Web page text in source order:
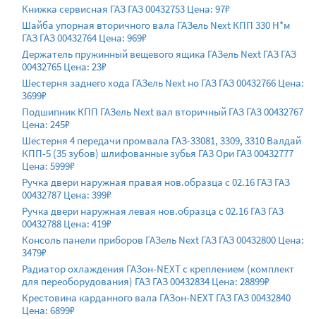
Книжка сервисная ГАЗ ГАЗ 00432753 Цена: 97₽
Шайба упорная вторичного вала ГАЗель Next КПП 330 Н*м
ГАЗ ГАЗ 00432764 Цена: 969₽
Держатель пружинный вещевого ящика ГАЗель Next ГАЗ ГАЗ
00432765 Цена: 23₽
Шестерня заднего хода ГАЗель Next но ГАЗ ГАЗ 00432766 Цена:
3699₽
Подшипник КПП ГАЗель Next вал вторичный ГАЗ ГАЗ 00432767
Цена: 245₽
Шестерня 4 передачи промвала ГАЗ-33081, 3309, 3310 Валдай
КПП-5 (35 зубов) шлифованные зубья ГАЗ Ори ГАЗ 00432777
Цена: 5999₽
Ручка двери наружная правая нов.образца с 02.16 ГАЗ ГАЗ
00432787 Цена: 399₽
Ручка двери наружная левая нов.образца с 02.16 ГАЗ ГАЗ
00432788 Цена: 419₽
Консоль панели приборов ГАЗель Next ГАЗ ГАЗ 00432800 Цена:
3479₽
Радиатор охлаждения ГАЗон-NEXT с креплением (комплект
для переоборудования) ГАЗ ГАЗ 00432834 Цена: 28899₽
Крестовина карданного вала ГАЗон-NEXT ГАЗ ГАЗ 00432840
Цена: 6899₽